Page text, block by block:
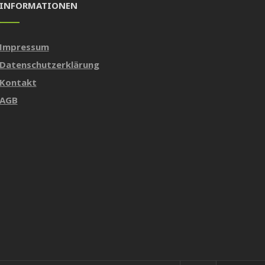
INFORMATIONEN
Impressum
Datenschutzerklärung
Kontakt
AGB